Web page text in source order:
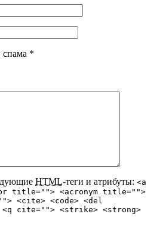
*
HTML-теги и атрибуты: <a
title=""> <acronym title="">
<cite> <code> <del
<q cite=""> <strike> <strong>